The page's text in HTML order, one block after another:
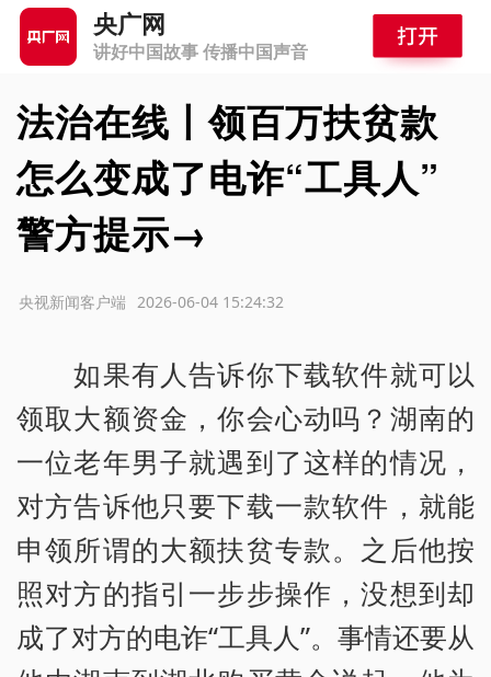
央广网
讲好中国故事 传播中国声音
法治在线丨领百万扶贫款
怎么变成了电诈“工具人”
警方提示→
2026-06-04 15:24:32
央视新闻客户端
如果有人告诉你下载软件就可以
领取大额资金，你会心动吗？湖南的
一位老年男子就遇到了这样的情况，
对方告诉他只要下载一款软件，就能
申领所谓的大额扶贫专款。之后他按
照对方的指引一步步操作，没想到却
成了对方的电诈“工具人”。事情还要从